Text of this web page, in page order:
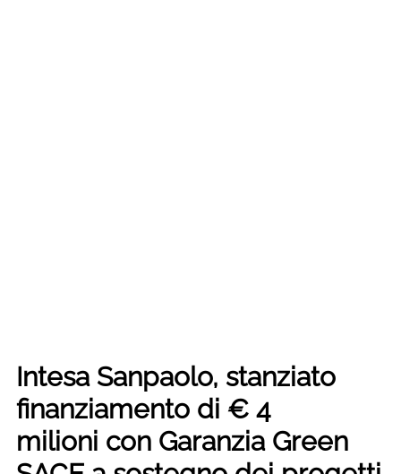
Intesa Sanpaolo, stanziato
finanziamento di € 4
milioni con Garanzia Green